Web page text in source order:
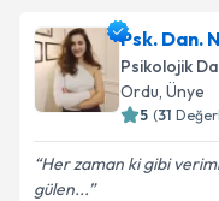
Psk. Dan.
Psikolojik
Ordu, Ünye
5 (31
Her zaman ki gibi
gülen...